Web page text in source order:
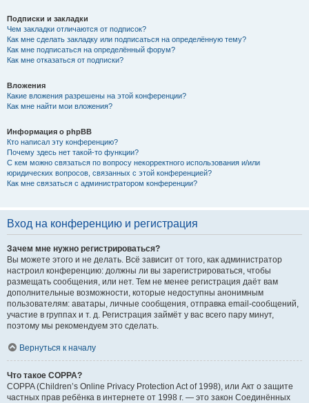
Подписки и закладки
Чем закладки отличаются от подписок?
Как мне сделать закладку или подписаться на определённую тему?
Как мне подписаться на определённый форум?
Как мне отказаться от подписки?
Вложения
Какие вложения разрешены на этой конференции?
Как мне найти мои вложения?
Информация о phpBB
Кто написал эту конференцию?
Почему здесь нет такой-то функции?
С кем можно связаться по вопросу некорректного использования и/или
юридических вопросов, связанных с этой конференцией?
Как мне связаться с администратором конференции?
Вход на конференцию и регистрация
Зачем мне нужно регистрироваться?
Вы можете этого и не делать. Всё зависит от того, как администратор
настроил конференцию: должны ли вы зарегистрироваться, чтобы
размещать сообщения, или нет. Тем не менее регистрация даёт вам
дополнительные возможности, которые недоступны анонимным
пользователям: аватары, личные сообщения, отправка email-сообщений,
участие в группах и т. д. Регистрация займёт у вас всего пару минут,
поэтому мы рекомендуем это сделать.
Вернуться к началу
Что такое COPPA?
COPPA (Children’s Online Privacy Protection Act of 1998), или Акт о защите
частных прав ребёнка в интернете от 1998 г. — это закон Соединённых